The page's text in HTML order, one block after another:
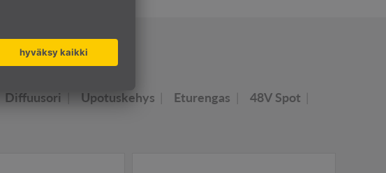
Diffuusori Upotuskehys Eturengas
48V Spot